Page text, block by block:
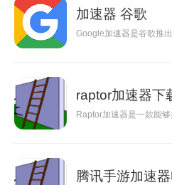
加速器 谷歌
Google加速器是谷歌推
raptor加速器下
Raptor加速器是一款能
腾讯手游加速